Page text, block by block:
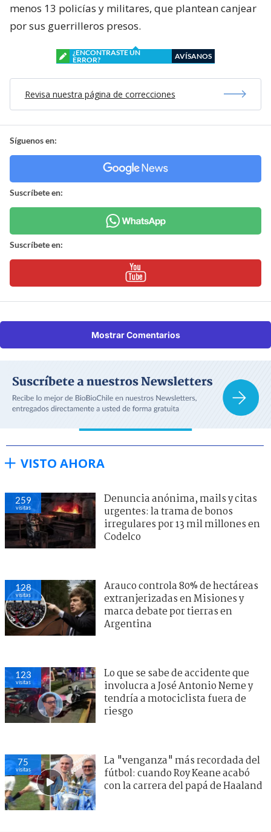
menos 13 policías y militares, que plantean canjear
por sus guerrilleros presos.
¿ENCONTRASTE UN
ERROR?
AVÍSANOS
Revisa nuestra página de correcciones
Síguenos en:
Suscríbete en:
Suscríbete en:
Mostrar Comentarios
VISTO AHORA
259
visitas
Denuncia anónima, mails y citas
urgentes: la trama de bonos
irregulares por 13 mil millones en
Codelco
128
visitas
Arauco controla 80% de hectáreas
extranjerizadas en Misiones y
marca debate por tierras en
Argentina
123
visitas
Lo que se sabe de accidente que
involucra a José Antonio Neme y
tendría a motociclista fuera de
riesgo
75
visitas
La "venganza" más recordada del
fútbol: cuando Roy Keane acabó
con la carrera del papá de Haaland